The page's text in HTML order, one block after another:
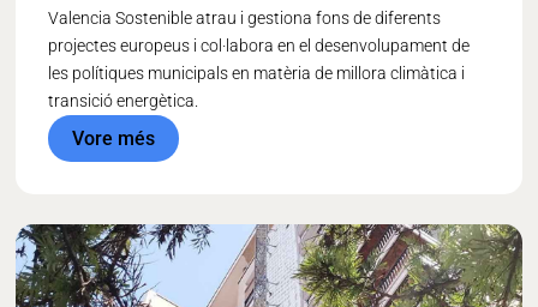
Valencia Sostenible atrau i gestiona fons de diferents
projectes europeus i col·labora en el desenvolupament de
les polítiques municipals en matèria de millora climàtica i
transició energètica.
Vore més